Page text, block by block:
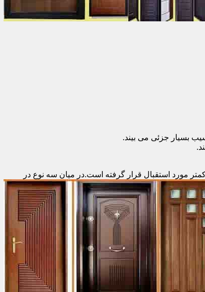
بسیار جزئی می بیند.
مورد استقبال قرار گرفته است.در میان سه نوع در